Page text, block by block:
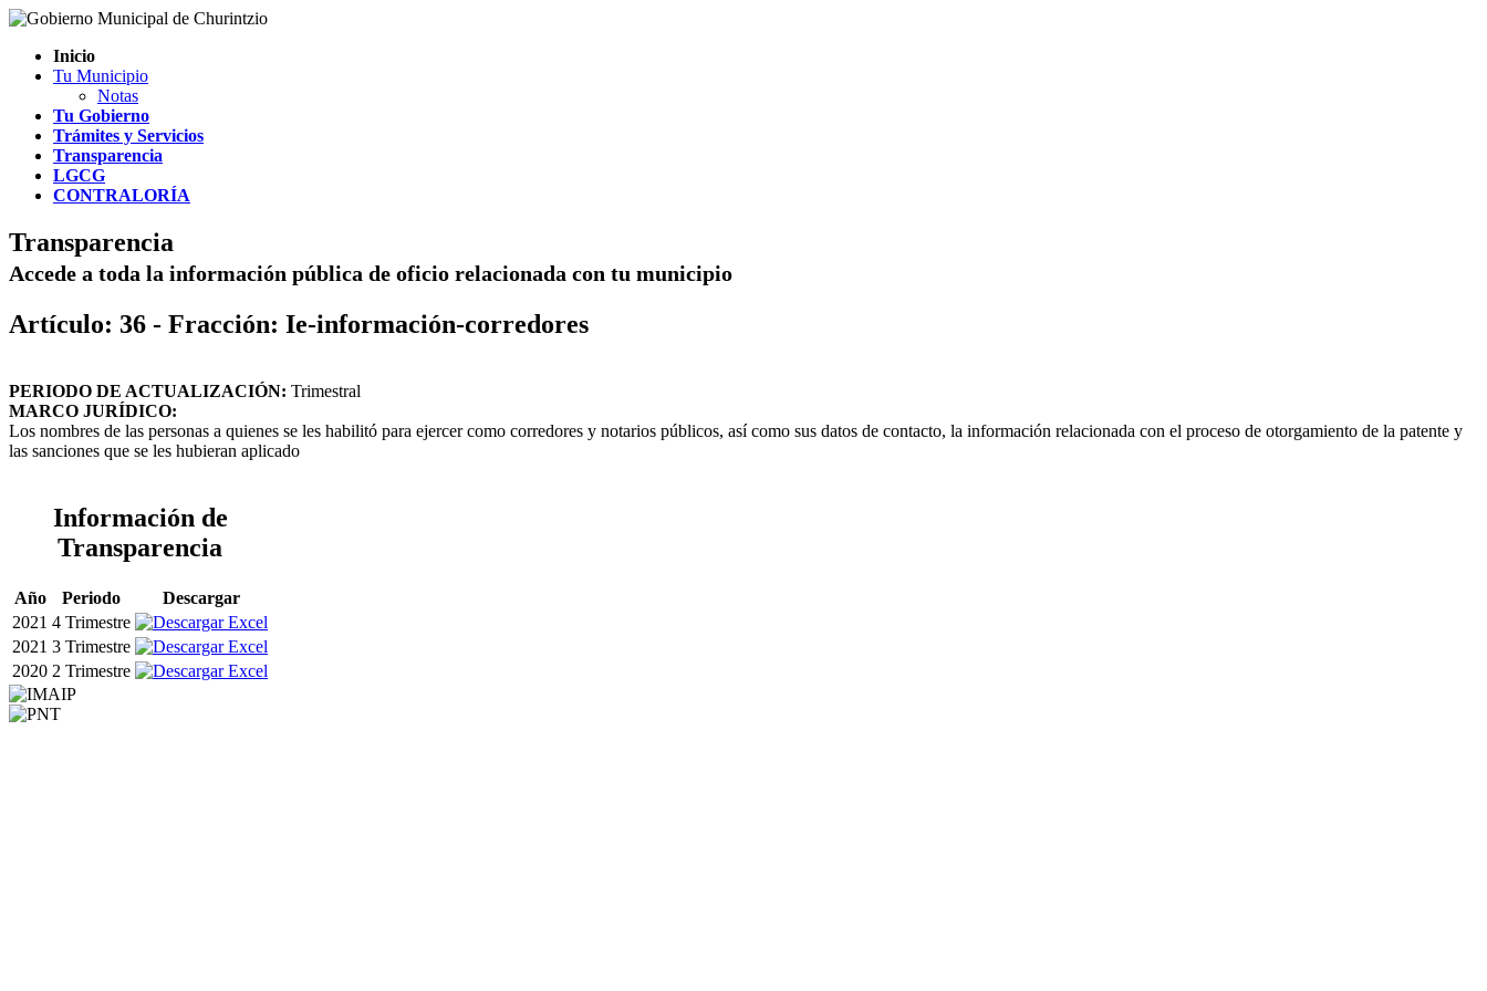
Inicio
Tu Municipio
Notas
Tu Gobierno
Trámites y Servicios
Transparencia
LGCG
CONTRALORÍA
Transparencia
Accede a toda la información pública de oficio relacionada con tu municipio
Artículo: 36 - Fracción: Ie-información-corredores
PERIODO DE ACTUALIZACIÓN: Trimestral
MARCO JURÍDICO:
Los nombres de las personas a quienes se les habilitó para ejercer como corredores y notarios públicos, así como sus datos de contacto, la información relacionada con el proceso de otorgamiento de la patente y
las sanciones que se les hubieran aplicado
Información de
Transparencia
Año Periodo
Descargar
2021 4 Trimestre
2021 3 Trimestre
2020 2 Trimestre